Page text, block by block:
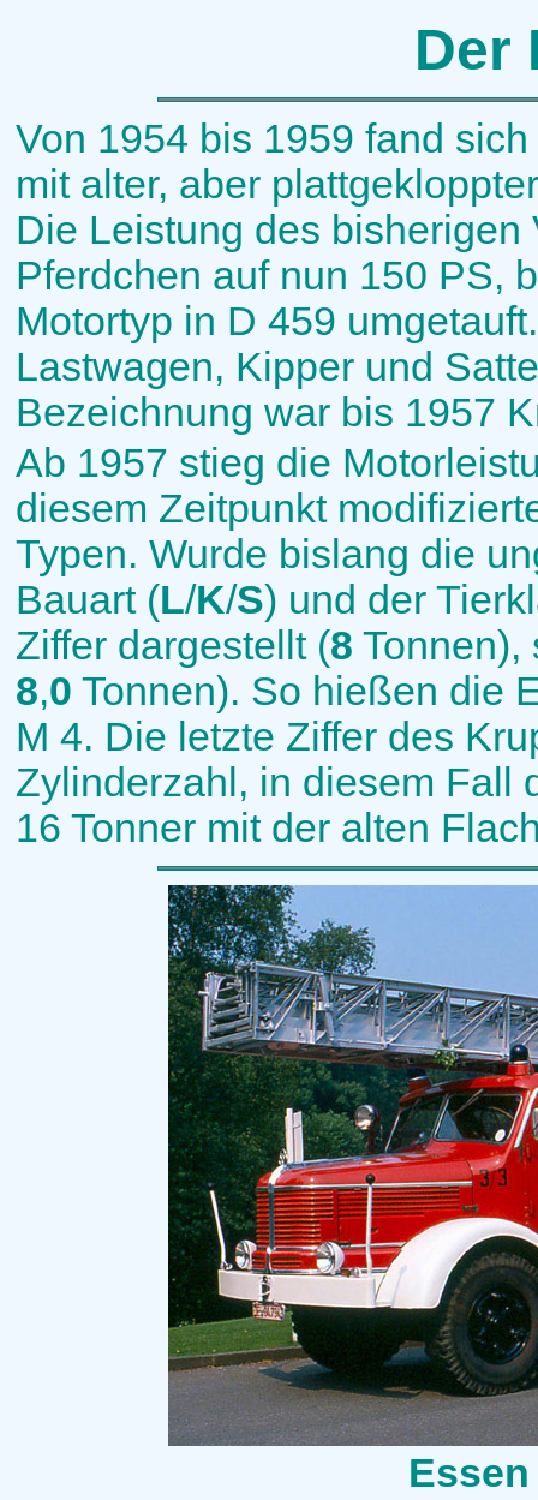
Der
Von 1954 bis 1959 fand
mit alter, aber
Die Leistung des
Pferdchen auf nun 150 PS,
Motortyp in D 459
Lastwagen, Kipper und
Bezeichnung war bis 1957
Ab 1957 stieg die
diesem Zeitpunkt
Typen. Wurde bislang die
Bauart (L/K/S) und der
Ziffer dargestellt (8 Tonnen),
8,0 Tonnen). So hießen die
M 4. Die letzte Ziffer des
Zylinderzahl, in diesem Fall
16 Tonner mit der alten